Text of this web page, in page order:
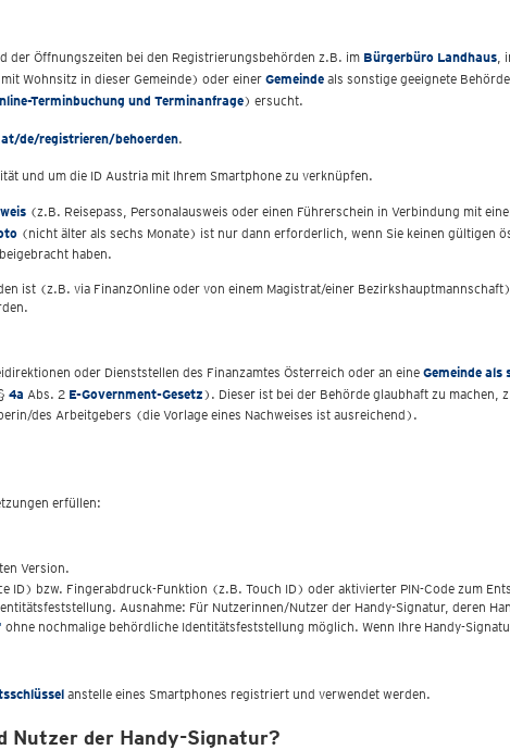
der Öffnungszeiten bei den Registrierungsbehörden z.B. im Bürgerbüro Landhaus,
Wohnsitz in dieser Gemeinde) oder einer Gemeinde als sonstige geeignete
Terminbuchung und Terminanfrage) ersucht.
de/registrieren/behoerden.
und um die ID Austria mit Ihrem Smartphone zu verknüpfen.
(z.B. Reisepass, Personalausweis oder einen Führerschein in Verbindung mit
(nicht älter als sechs Monate) ist nur dann erforderlich, wenn Sie keinen gültigen
haben.
ist (z.B. via FinanzOnline oder von einem Magistrat/einer
oder Dienststellen des Finanzamtes Österreich oder an eine Gemeinde als
4a Abs. 2 E-Government-Gesetz). Dieser ist bei der Behörde glaubhaft zu machen,
des Arbeitgebers (die Vorlage eines Nachweises ist ausreichend).
erfüllen:
Version.
ID) bzw. Fingerabdruck-Funktion (z.B. Touch ID) oder aktivierter PIN-Code zum
Ausnahme: Für Nutzerinnen/Nutzer der Handy-Signatur, deren
ohne nochmalige behördliche Identitätsfeststellung möglich. Wenn Ihre Handy-
anstelle eines Smartphones registriert und verwendet werden.
Nutzer der Handy-Signatur?